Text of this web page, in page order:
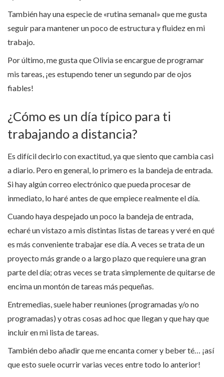
También hay una especie de «rutina semanal» que me gusta
seguir para mantener un poco de estructura y fluidez en mi
trabajo.
Por último, me gusta que Olivia se encargue de programar
mis tareas, ¡es estupendo tener un segundo par de ojos
fiables!
¿Cómo es un día típico para ti
trabajando a distancia?
Es difícil decirlo con exactitud, ya que siento que cambia casi
a diario. Pero en general, lo primero es la bandeja de entrada.
Si hay algún correo electrónico que pueda procesar de
inmediato, lo haré antes de que empiece realmente el día.
Cuando haya despejado un poco la bandeja de entrada,
echaré un vistazo a mis distintas listas de tareas y veré en qué
es más conveniente trabajar ese día. A veces se trata de un
proyecto más grande o a largo plazo que requiere una gran
parte del día; otras veces se trata simplemente de quitarse de
encima un montón de tareas más pequeñas.
Entremedias, suele haber reuniones (programadas y/o no
programadas) y otras cosas ad hoc que llegan y que hay que
incluir en mi lista de tareas.
También debo añadir que me encanta comer y beber té… ¡así
que esto suele ocurrir varias veces entre todo lo anterior!